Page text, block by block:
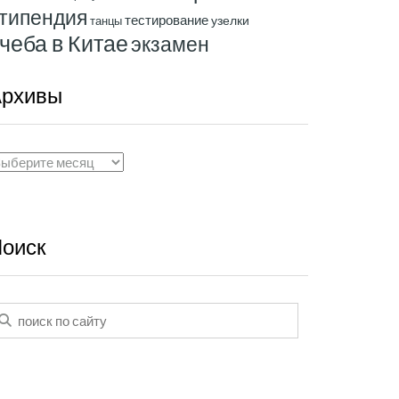
танцытестированиеузелки
в Китаеэкзамен